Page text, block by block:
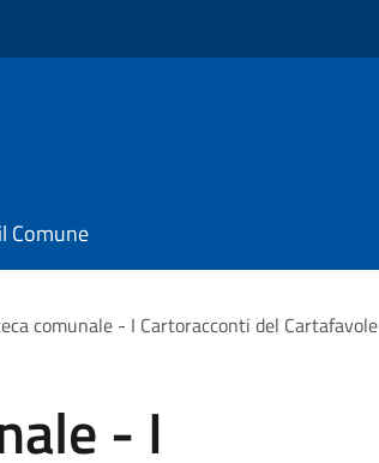
Comune
comunale - I Cartoracconti del Cartafavole
- I